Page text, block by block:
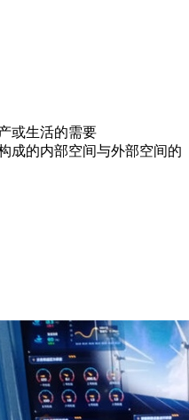
或生活的需要
成的内部空间与外部空间的